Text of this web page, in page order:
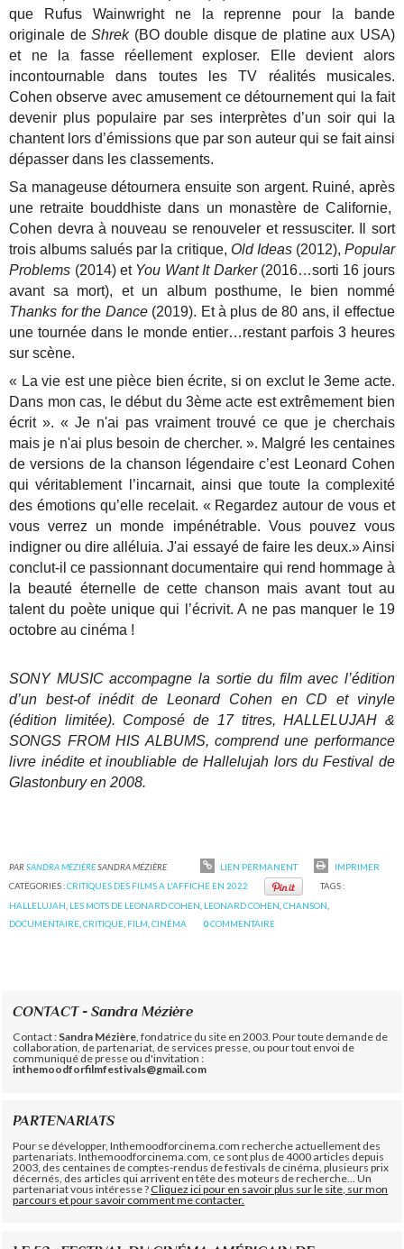
que Rufus Wainwright ne la reprenne pour la bande
originale deShrek(BO double disque de platine aux USA)
et ne la fasse réellement exploser. Elle devient alors
incontournable dans toutes les TV réalités musicales.
Cohen observe avec amusement ce détournement qui la fait
devenir plus populaire par ses interprètes d’un soir qui la
chantent lors d’émissions que par son auteur qui se fait ainsi
dépasser dans les classements.
Sa manageuse détournera ensuite son argent. Ruiné, après
une retraite bouddhiste dans un monastère de Californie,
Cohen devra à nouveau se renouveler et ressusciter. Il sort
trois albums salués par la critique, Old Ideas (2012), Popular
Problems (2014) et You Want It Darker(2016…sorti 16 jours
avant sa mort), et un album posthume, le bien nommé
Thanks for the Dance(2019). Et à plus de 80 ans, il effectue
une tournée dans le monde entier…restant parfois 3 heures
sur scène.
« La vie est une pièce bien écrite, si on exclut le 3eme acte.
Dans mon cas, le début du 3ème acte est extrêmement bien
écrit ». « Je n'ai pas vraiment trouvé ce que je cherchais
mais je n'ai plus besoin de chercher. ». Malgré les centaines
de versions de la chanson légendaire c’est Leonard Cohen
qui véritablement l’incarnait, ainsi que toute la complexité
des émotions qu’elle recelait. « Regardez autour de vous et
vous verrez un monde impénétrable. Vous pouvez vous
indigner ou dire alléluia.J'ai essayé de faire les deux.» Ainsi
conclut-il ce passionnant documentaire qui rend hommage à
la beauté éternelle de cette chanson mais avant tout au
talent du poète unique qui l’écrivit. A ne pas manquer le 19
octobre au cinéma !
SONY MUSIC accompagne la sortie du film avec l’édition
d’un best-of inédit de Leonard Cohen en CD et vinyle
(édition limitée). Composé de 17 titres, HALLELUJAH &
SONGS FROM HIS ALBUMS, comprend une performance
livre inédite et inoubliable de Hallelujah lors du Festival de
Glastonbury en 2008.
PARSANDRA MÉZIÈRESANDRA MÉZIÈRE LIEN PERMANENT
IMPRIMER
CATÉGORIES :CRITIQUES DES FILMS A L'AFFICHE EN 2022
TAGS :
HALLELUJAH LES MOTS DE LEONARD COHEN LEONARD COHEN ,CHANSON
DOCUMENTAIRE ,CRITIQUE FILM ,CINÉMA 0COMMENTAIRE
CONTACT - Sandra Mézière
Contact : Sandra Mézière , fondatrice du site en 2003. Pour toute demande de
collaboration, de partenariat, de services presse, ou pour tout envoi de
communiqué de presse ou d'invitation :
inthemoodforfilmfestivals@gmail.com
PARTENARIATS
Pour se développer, Inthemoodforcinema.com recherche actuellement des
partenariats. Inthemoodforcinema.com, ce sont plus de 4000 articles depuis
2003, des centaines de comptes-rendus de festivals de cinéma, plusieurs prix
décernés, des articles qui arrivent en tête des moteurs de recherche... Un
partenariat vous intéresse ?Cliquez ici pour en savoir plus sur le site, sur mon
parcours et pour savoir comment me contacter.